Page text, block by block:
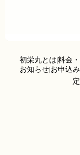
初栄丸とは|料金
お知らせ|お申込